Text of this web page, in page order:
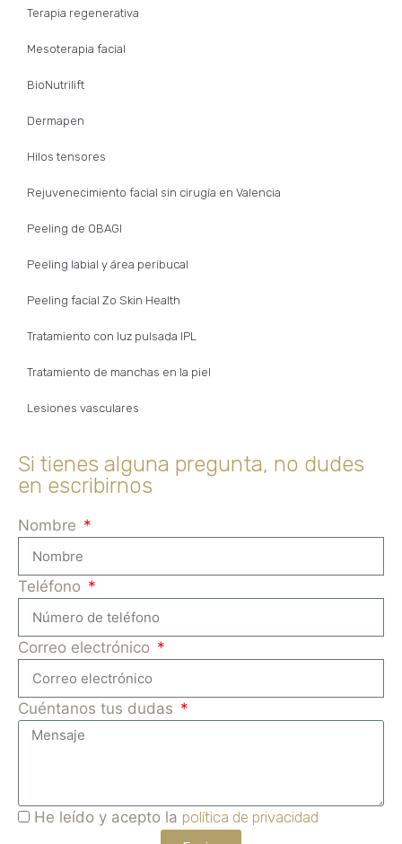
Terapia regenerativa
Mesoterapia facial
BioNutrilift
Dermapen
Hilos tensores
Rejuvenecimiento facial sin cirugía en Valencia
Peeling de OBAGI
Peeling labial y área peribucal
Peeling facial Zo Skin Health
Tratamiento con luz pulsada IPL
Tratamiento de manchas en la piel
Lesiones vasculares
Si tienes alguna pregunta, no dudes
en escribirnos
Nombre
Teléfono
Correo electrónico
Cuéntanos tus dudas
He leído y acepto la política de privacidad